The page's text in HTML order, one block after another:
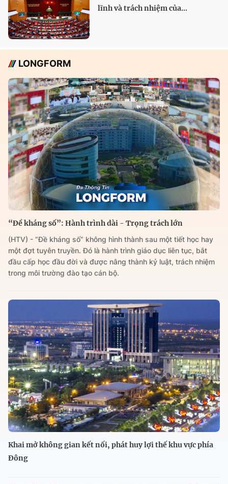
lĩnh và trách nhiệm của...
LONGFORM
“Đề kháng số”: Hành trình dài - Trọng trách lớn
(HTV) - “Đề kháng số” không hình thành sau một tiết học hay
một đợt tuyên truyền. Đó là hành trình giáo dục liên tục, bắt
đầu cấp học đầu đời và được nâng thành kỷ luật, trách nhiệm
trong môi trường đào tạo cán bộ.
Khai mở không gian kết nối, phát huy lợi thế khu vực phía
Đông